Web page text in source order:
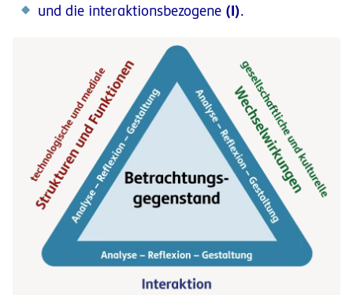
und die interaktionsbezogene (I).